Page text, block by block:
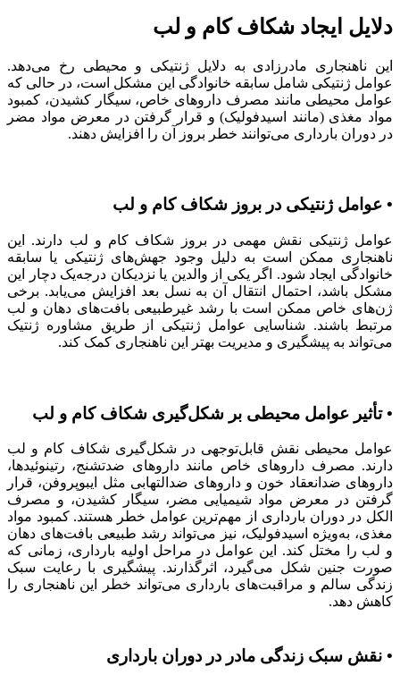
دلایل ایجاد شکاف کام و لب
این ناهنجاری مادرزادی به دلایل ژنتیکی و محیطی رخ می‌دهد.
عوامل ژنتیکی شامل سابقه خانوادگی این مشکل است، در حالی که
عوامل محیطی مانند مصرف داروهای خاص، سیگار کشیدن، کمبود
مواد مغذی (مانند اسیدفولیک) و قرار گرفتن در معرض مواد مضر
در دوران بارداری می‌توانند خطر بروز آن را افزایش دهند.
• عوامل ژنتیکی در بروز شکاف کام و لب
عوامل ژنتیکی نقش مهمی در بروز شکاف کام و لب دارند. این
ناهنجاری ممکن است به دلیل وجود جهش‌های ژنتیکی یا سابقه
خانوادگی ایجاد شود. اگر یکی از والدین یا نزدیکان درجه‌یک دچار این
مشکل باشد، احتمال انتقال آن به نسل بعد افزایش می‌یابد. برخی
ژن‌های خاص ممکن است با رشد غیرطبیعی بافت‌های دهان و لب
مرتبط باشند. شناسایی عوامل ژنتیکی از طریق مشاوره ژنتیک
می‌تواند به پیشگیری و مدیریت بهتر این ناهنجاری کمک کند.
• تأثیر عوامل محیطی بر شکل‌گیری شکاف کام و لب
عوامل محیطی نقش قابل‌توجهی در شکل‌گیری شکاف کام و لب
دارند. مصرف داروهای خاص مانند داروهای ضدتشنج، رتینوئیدها،
داروهای ضدانعقاد خون و داروهای ضدالتهابی مثل ایبوپروفن، قرار
گرفتن در معرض مواد شیمیایی مضر، سیگار کشیدن، و مصرف
الکل در دوران بارداری از مهم‌ترین عوامل خطر هستند. کمبود مواد
مغذی، به‌ویژه اسیدفولیک، نیز می‌تواند رشد طبیعی بافت‌های دهان
و لب را مختل کند. این عوامل در مراحل اولیه بارداری، زمانی که
صورت جنین شکل می‌گیرد، اثرگذارند. پیشگیری با رعایت سبک
زندگی سالم و مراقبت‌های بارداری می‌تواند خطر این ناهنجاری را
کاهش دهد.
• نقش سبک زندگی مادر در دوران بارداری